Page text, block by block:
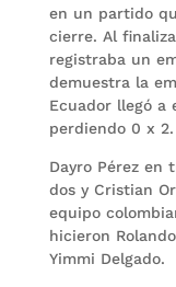
en un partido
cierre. Al
registraba un
demuestra la
Ecuador llegó a
perdiendo 0 x 2.
Dayro Pérez en
dos y Cristian
equipo
hicieron
Yimmi Delgado.